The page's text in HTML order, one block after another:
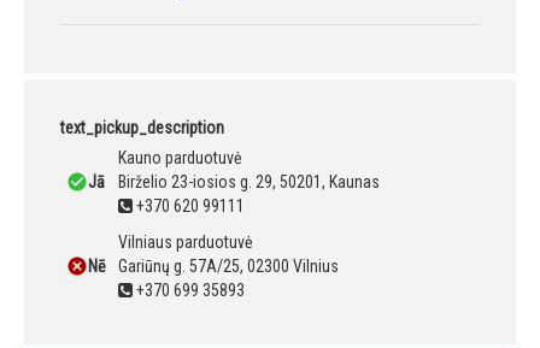
text_pickup_description
Jā
Kauno parduotuvė
Birželio 23-iosios g. 29, 50201, Kaunas
+370 620 99111
Nē
Vilniaus parduotuvė
Gariūnų g. 57A/25, 02300 Vilnius
+370 699 35893